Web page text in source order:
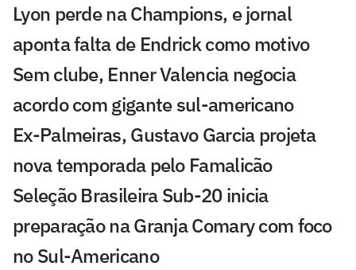
Lyon perde na Champions, e jornal
aponta falta de Endrick como motivo
Sem clube, Enner Valencia negocia
acordo com gigante sul-americano
Ex-Palmeiras, Gustavo Garcia projeta
nova temporada pelo Famalicão
Seleção Brasileira Sub-20 inicia
preparação na Granja Comary com foco
no Sul-Americano